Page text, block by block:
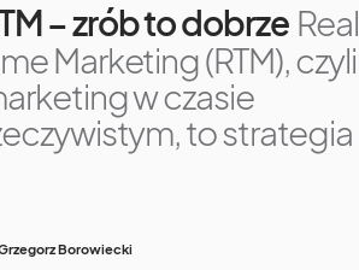
– zrób to dobrze Real
Marketing (RTM), czyli
w czasie
to strategia
Borowiecki